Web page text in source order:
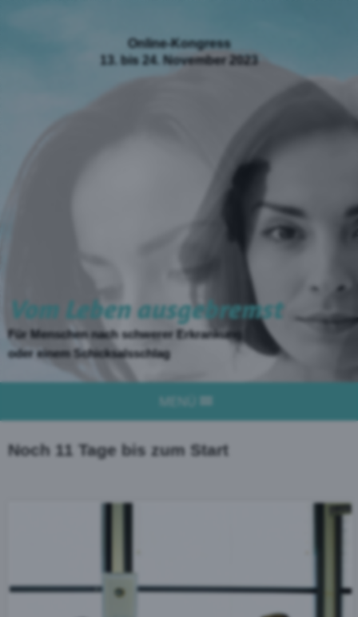
Online-Kongress
13. bis 24. November 2023
Vom Leben ausgebremst
Für Menschen nach schwerer Erkrankung
oder einem Schicksalsschlag
MENÜ
Noch 11 Tage bis zum Start